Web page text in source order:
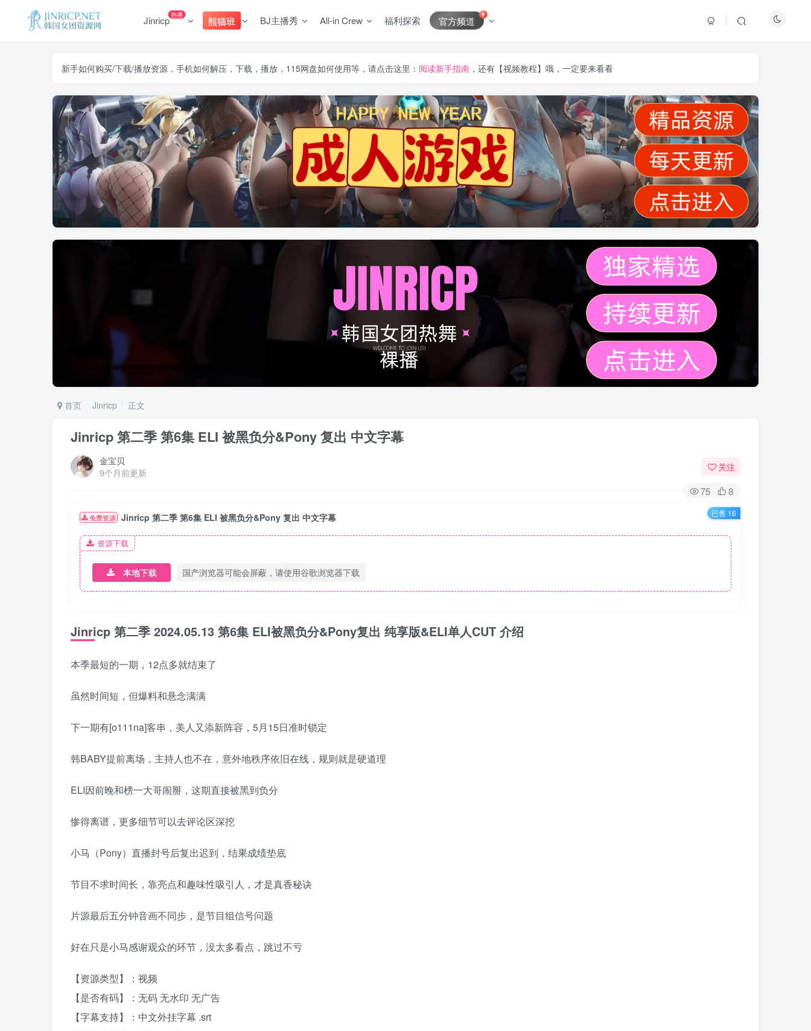
Jinricp热播
熊猫班 BJ主播秀 All-in Crew 福利探索 官方频道
新手如何购买/下载/播放资源，手机如何解压，下载，播放，115网盘如何使用等，请点击这里： 阅读新手指南 ，还有【视频教程】哦，一定要来看看
首页 Jinricp 正文
Jinricp 第二季 第6集 ELI 被黑负分&Pony 复出 中文字幕
金宝贝
9个月前更新
关注
75 8
已售 16
免费资源 Jinricp 第二季 第6集 ELI 被黑负分&Pony 复出 中文字幕
资源下载
本地下载 国产浏览器可能会屏蔽，请使用谷歌浏览器下载
Jinricp 第二季 2024.05.13 第6集 ELI被黑负分&Pony复出 纯享版&ELI单人CUT 介绍
本季最短的一期，12点多就结束了
虽然时间短，但爆料和悬念满满
下一期有[o111na]客串，美人又添新阵容，5月15日准时锁定
韩BABY提前离场，主持人也不在，意外地秩序依旧在线，规则就是硬道理
ELI因前晚和榜一大哥闹掰，这期直接被黑到负分
惨得离谱，更多细节可以去评论区深挖
小马（Pony）直播封号后复出迟到，结果成绩垫底
节目不求时间长，靠亮点和趣味性吸引人，才是真香秘诀
片源最后五分钟音画不同步，是节目组信号问题
好在只是小马感谢观众的环节，没太多看点，跳过不亏
【资源类型】：视频
【是否有码】：无码 无水印 无广告
【字幕支持】：中文外挂字幕 .srt